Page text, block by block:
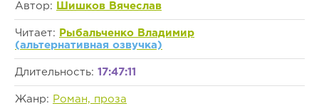
Автор: Шишков Вячеслав
Читает:
Рыбальченко Владимир
(альтернативная озвучка)
Длительность: 17:47:11
Жанр: Роман, проза